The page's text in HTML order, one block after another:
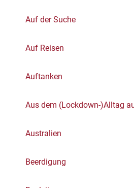
Auf der Suche
Auf Reisen
Auftanken
Aus dem (Lockdown-)Alltag
Australien
Beerdigung